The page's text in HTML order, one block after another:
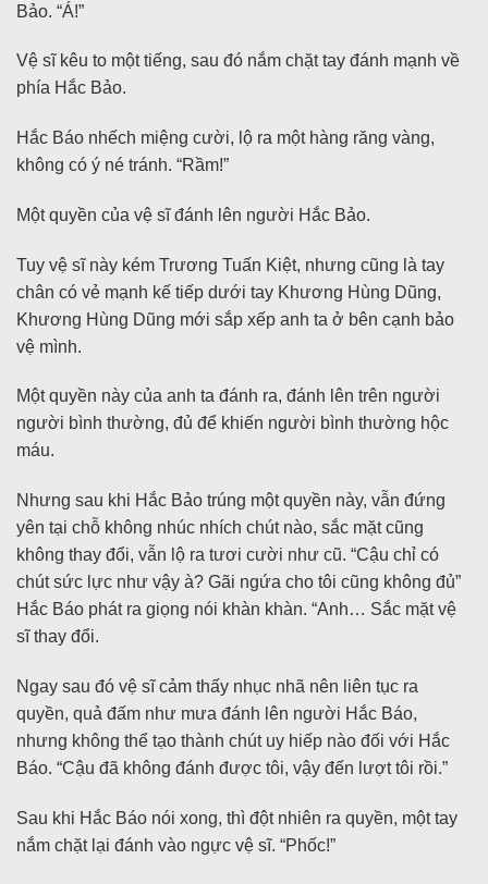
Bảo. “Á!”
Vệ sĩ kêu to một tiếng, sau đó nắm chặt tay đánh mạnh về
phía Hắc Bảo.
Hắc Báo nhếch miệng cười, lộ ra một hàng răng vàng,
không có ý né tránh. “Rầm!”
Một quyền của vệ sĩ đánh lên người Hắc Bảo.
Tuy vệ sĩ này kém Trương Tuấn Kiệt, nhưng cũng là tay
chân có vẻ mạnh kế tiếp dưới tay Khương Hùng Dũng,
Khương Hùng Dũng mới sắp xếp anh ta ở bên cạnh bảo
vệ mình.
Một quyền này của anh ta đánh ra, đánh lên trên người
người bình thường, đủ để khiến người bình thường hộc
máu.
Nhưng sau khi Hắc Bảo trúng một quyền này, vẫn đứng
yên tại chỗ không nhúc nhích chút nào, sắc mặt cũng
không thay đổi, vẫn lộ ra tươi cười như cũ. “Cậu chỉ có
chút sức lực như vậy à? Gãi ngứa cho tôi cũng không đủ”
Hắc Báo phát ra giọng nói khàn khàn. “Anh… Sắc mặt vệ
sĩ thay đổi.
Ngay sau đó vệ sĩ cảm thấy nhục nhã nên liên tục ra
quyền, quả đấm như mưa đánh lên người Hắc Báo,
nhưng không thể tạo thành chút uy hiếp nào đối với Hắc
Báo. “Cậu đã không đánh được tôi, vậy đến lượt tôi rồi.”
Sau khi Hắc Báo nói xong, thì đột nhiên ra quyền, một tay
nắm chặt lại đánh vào ngực vệ sĩ. “Phốc!”